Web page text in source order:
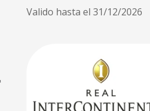
Valido hasta el 31/12/2026